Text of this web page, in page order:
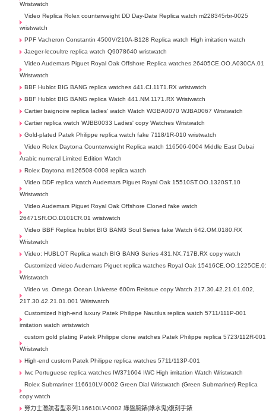
Wristwatch
Video Replica Rolex counterweight DD Day-Date Replica watch m228345rbr-0025
wristwatch
PPF Vacheron Constantin 4500V/210A-B128 Replica watch High imitation watch
Jaeger-lecoultre replica watch Q9078640 wristwatch
Video Audemars Piguet Royal Oak Offshore Replica watches 26405CE.OO.A030CA.01
Wristwatch
BBF Hublot BIG BANG replica watches 441.CI.1171.RX wristwatch
BBF Hublot BIG BANG replica Watch 441.NM.1171.RX Wristwatch
Cartier baignoire replica ladies' watch Watch WGBA0070 WJBA0067 Wristwatch
Cartier replica watch WJBB0033 Ladies' copy Watches Wristwatch
Gold-plated Patek Philippe replica watch fake 7118/1R-010 wristwatch
Video Rolex Daytona Counterweight Replica watch 116506-0004 Middle East Dubai
Arabic numeral Limited Edition Watch
Rolex Daytona m126508-0008 replica watch
Video DDF replica watch Audemars Piguet Royal Oak 15510ST.OO.1320ST.10
Wristwatch
Video Audemars Piguet Royal Oak Offshore Cloned fake watch
26471SR.OO.D101CR.01 wristwatch
Video BBF Replica hublot BIG BANG Soul Series fake Watch 642.OM.0180.RX
Wristwatch
Video: HUBLOT Replica watch BIG BANG Series 431.NX.717B.RX copy watch
Customized video Audemars Piguet replica watches Royal Oak
Wristwatch
Video vs. Omega Ocean Universe 600m Reissue copy Watch 217.30.42.21.01.002,
217.30.42.21.01.001 Wristwatch
Customized high-end luxury Patek Philippe Nautilus replica watch 5711/111P-001
imitation watch wristwatch
custom gold plating Patek Philippe clone watches Patek Philippe replica 5723/112R-001
Wristwatch
High-end custom Patek Philippe replica watches 5711/113P-001
Iwc Portuguese replica watches IW371604 IWC High imitation Watch Wristwatch
Rolex Submariner 116610LV-0002 Green Dial Wristwatch (Green Submariner) Replica
copy watch
勞力士潛航者型系列116610LV-0002 綠盤腕錶(綠水鬼)復刻手錶